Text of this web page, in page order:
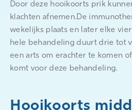
Door deze hooikoorts prik
klachten afnemen.De
wekelijks plaats en later elke
hele behandeling duurt drie tot
een arts om erachter te komen
komt voor deze behandeling.
Hooikoorts